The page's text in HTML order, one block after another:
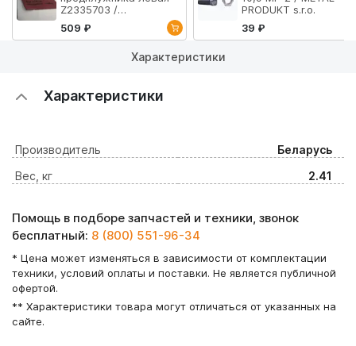
Z2335703 /
509 ₽
PRODUKT s.r.o.
39 ₽
Характеристики
Характеристики
Производитель
Беларусь
Вес, кг
2.41
Помощь в подборе запчастей и техники, звонок
бесплатный: 8 (800) 551-96-34
* Цена может изменяться в зависимости от комплектации
техники, условий оплаты и поставки. Не является публичной
офертой.
** Характеристики товара могут отличаться от указанных на
сайте.